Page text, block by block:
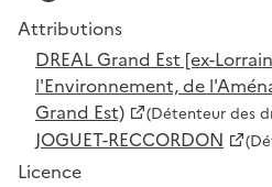
Attributions
DREAL Grand Est [ex-
l'Environnement, de
Grand Est)
(Détenteur des
JOGUET-RECCORDON
Licence